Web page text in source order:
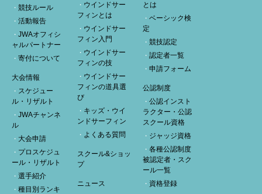
競技ルール
活動報告
JWAオフィシ
ャルパートナー
寄付について
大会情報
スケジュー
ル・リザルト
JWAチャンネ
ル
大会申請
プロスケジュ
ール・リザルト
選手紹介
種目別ランキ
ウインドサー
フィンとは
ウインドサー
フィン入門
ウインドサー
フィンの技
ウインドサー
フィンの道具選
び
キッズ・ウイ
ンドサーフィン
よくある質問
スクール&ショッ
プ
ニュース
とは
ベーシック検
定
競技認定
認定者一覧
申請フォーム
公認制度
公認インスト
ラクター・公認
スクール資格
ジャッジ資格
各種公認制度
被認定者・スク
ール一覧
資格登録